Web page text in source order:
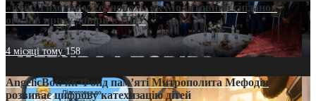
«Кейс Тихона» у Тернополі: як Молитовний сніданок
оголив кризу довіри в ПЦУ
4 місяці тому158
AngelicBot: як Фонд пам’яті Митрополита Мефодія
розвиває цифрову катехизацію дітей